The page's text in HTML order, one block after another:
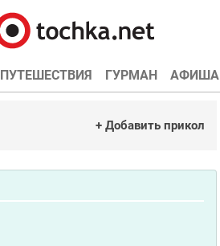
ПУТЕШЕСТВИЯ ГУРМАН АФИША
+ Добавить прикол